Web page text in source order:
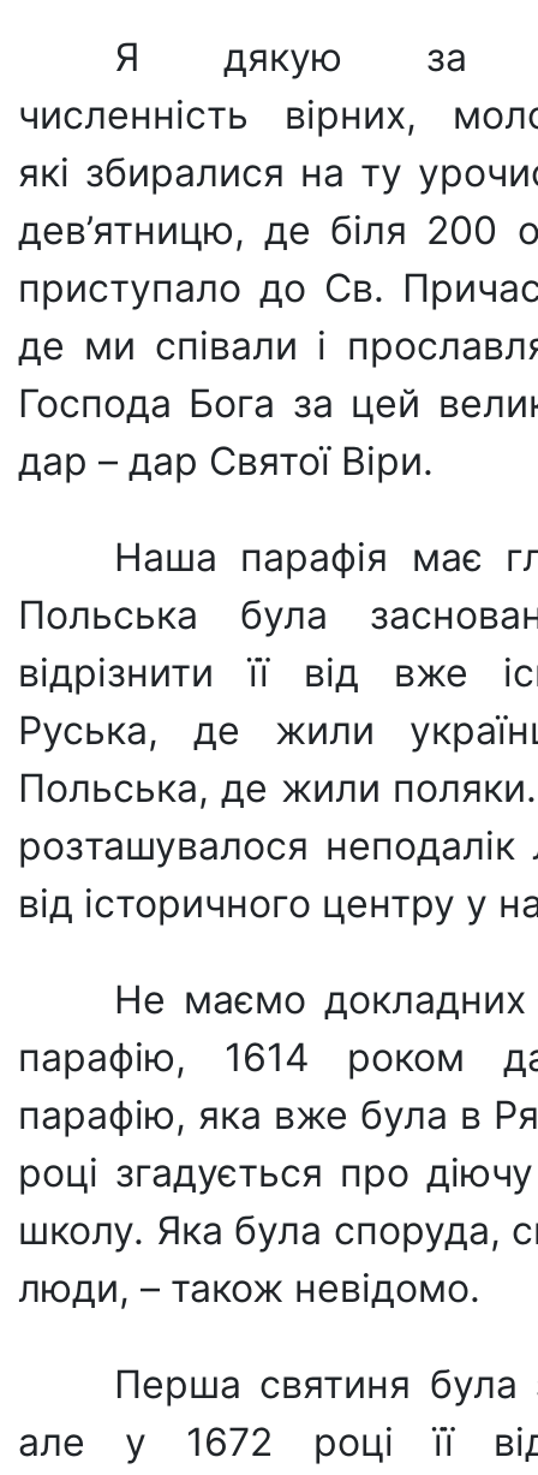
Я дякую за
численність вірних,
які збиралися на ту
дев’ятницю, де біля 200
приступало до Св.
де ми співали і
Господа Бога за цей
дар – дар Святої Віри.
Наша парафія має
Польська була
відрізнити її від вже
Руська, де жили
Польська, де жили
розташувалося
від історичного центру у
Не маємо
парафію, 1614 роком
парафію, яка вже була в
році згадується про
школу. Яка була споруда,
люди, – також невідомо.
Перша святиня була
але у 1672 році її